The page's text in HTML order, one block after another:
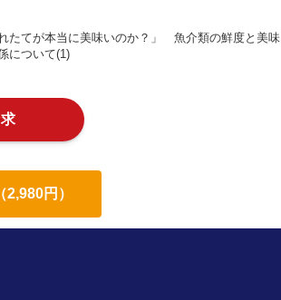
れたてが本当に美味いのか？」 魚介類の鮮度と美味
について(1)
円）